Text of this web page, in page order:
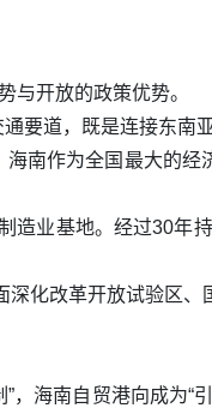
与开放的政策优势。
要道，既是连接东南
南作为全国最大的
造业基地。经过30
深化改革开放试验区
，海南自贸港向成为